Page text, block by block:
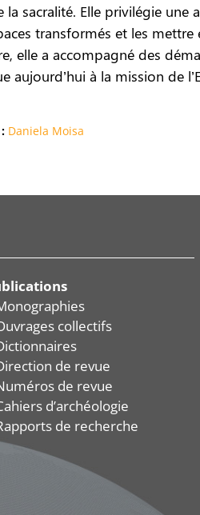
sacralité. Elle privilégie
transformés et les
elle a accompagné des
aujourd’hui à la mission de
Daniela Moisa
collectifs
de revue
de revue
d’archéologie
de recherche